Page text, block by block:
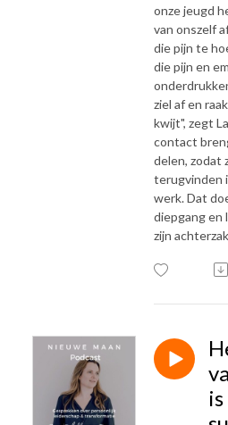
onze jeugd
van onszelf
die pijn te
die pijn en
ziel af en
kwijt", zegt
contact
delen, zodat
terugvinden
werk. Dat
diepgang en
zijn